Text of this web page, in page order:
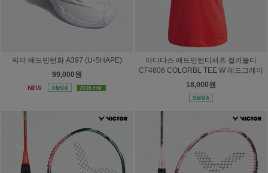
빅터 배드민턴화 A397 (U-SHAPE)
99,000원
아디다스 배드민턴티셔츠 컬러블티
CF4806 COLORBL TEE W 레드그레이
18,000원